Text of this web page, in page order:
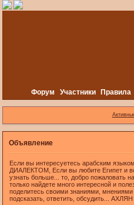
Форум Участники Правила
Объявление
Если вы интересуетесь арабским
ДИАЛЕКТОМ, Если вы любите Египет и
узнать больше... то, добро пожаловать
только найдете много интересной и
поделитесь своими знаниями,
подсказать, ответить, обсудить...